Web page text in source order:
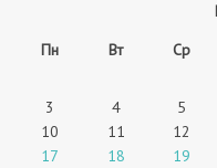
Пн
Вт Ср
3
4 5
10
11 12
17
18 19